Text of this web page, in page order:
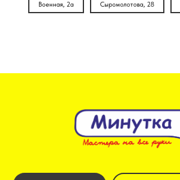
Военная, 2а Сыромолотова, 28